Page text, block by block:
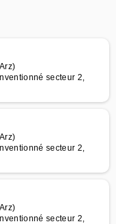
secteur 2,
secteur 2,
secteur 2,